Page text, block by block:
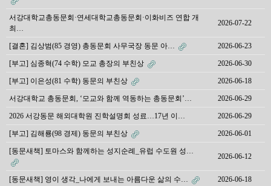
서강대학교총동문회·연세대학교총동문회·이화비즈 연합 개
최…
2026-07-22
[결혼] 김상범(85 경영) 총동문회 사무국장 동문 아… 2026-06-23
[부고] 심종혁(74 수학) 모교 총장의 부친상 2026-06-30
[부고] 이은성(81 수학) 동문의 부친상 2026-06-18
서강대학교 총동문회, ‘모교와 함께 역동하는 총동문회’… 2026-06-29
2026 서강동문 해외대학원 진학설명회 성료…17년 이… 2026-06-29
[부고] 김해룡(98 경제) 동문의 부친상 2026-06-01
[동문새책] 토마스와 함께하는 성지순례_유럽 수도원 성…
2026-06-12
[동문새책] 영이 생각_나에게 보내는 아름다운 삶의 수… 2026-06-18